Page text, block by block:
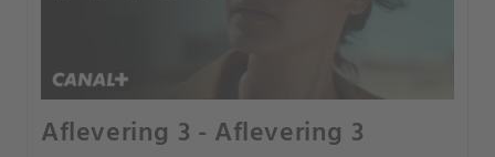
Aflevering 3 - Aflevering 3